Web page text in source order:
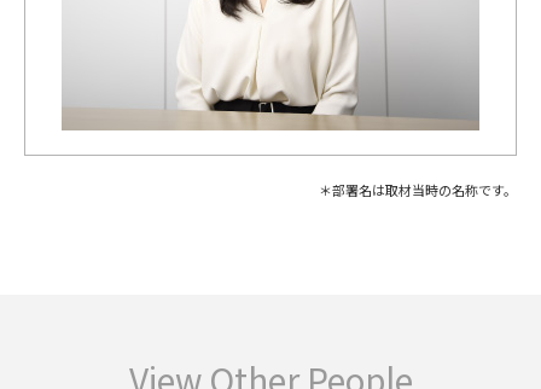
＊部署名は取材当時の名称です。
View Other People